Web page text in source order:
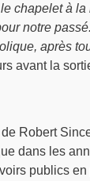
chapelet à
notre
après
avant la
Robert
dans les
publics